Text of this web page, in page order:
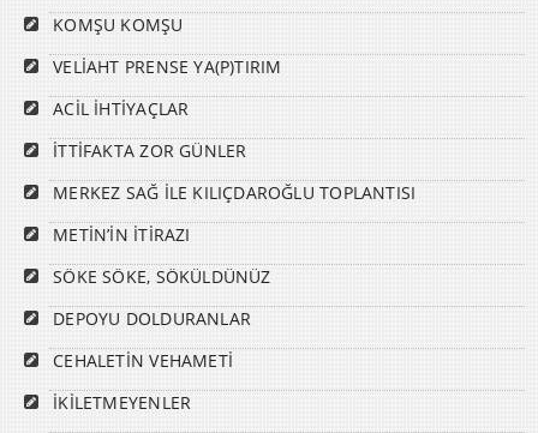
KOMŞU KOMŞU
VELİAHT PRENSE YA(P)TIRIM
ACİL İHTİYAÇLAR
İTTİFAKTA ZOR GÜNLER
MERKEZ SAĞ İLE KILIÇDAROĞLU TOPLANTISI
METİN’İN İTİRAZI
SÖKE SÖKE, SÖKÜLDÜNÜZ
DEPOYU DOLDURANLAR
CEHALETİN VEHAMETİ
İKİLETMEYENLER